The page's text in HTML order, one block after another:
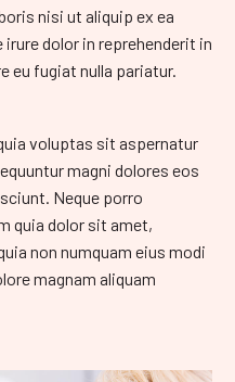
nisi ut aliquip ex ea
dolor in reprehenderit in
eu fugiat nulla pariatur.
voluptas sit aspernatur
magni dolores eos
Neque porro
quia dolor sit amet,
non numquam eius modi
magnam aliquam